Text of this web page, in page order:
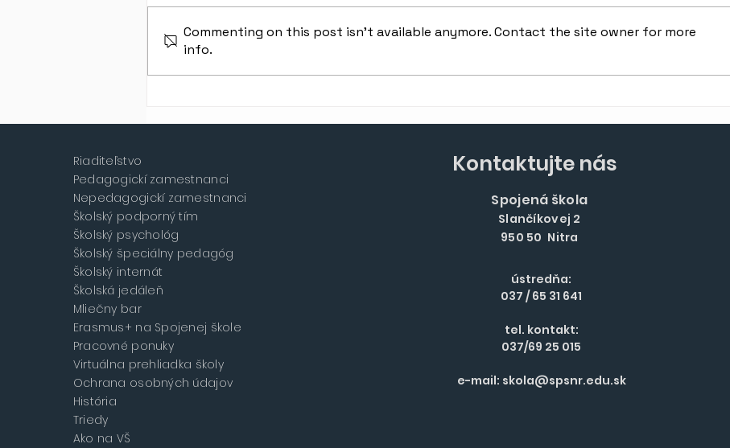
Víťazstvo v súťaži Mladý
Commenting on this post isn't available anymore. Contact the site owner for more
info.
Riaditeľstvo
Pedagogickí zamestnanci
Nepedagogickí zamestnanci
Školský podporný tím
Školský psychológ
Školský špeciálny pedagóg
Školský internát
Školská jedáleň
Mliečny bar
Erasmus+ na Spojenej škole
Pracovné ponuky
Virtuálna prehliadka školy
Ochrana osobných údajov
História
Triedy
Ako na VŠ
Kontaktujte nás
Spojená škola
Slančíkovej 2
950 50 Nitra
ústredňa:
037 / 65 31 641
tel. kontakt:
037/69 25 015
e-mail: skola@spsnr.edu.sk